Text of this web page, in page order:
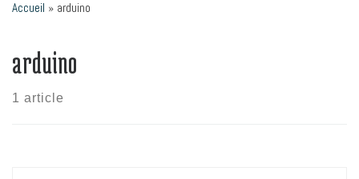
Accueil » arduino
arduino
1 article